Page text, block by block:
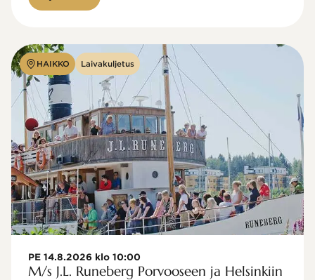
HAIKKO Laivakuljetus
PE 14.8.2026 klo 10:00
M/s J.L. Runeberg Porvooseen ja Helsinkiin